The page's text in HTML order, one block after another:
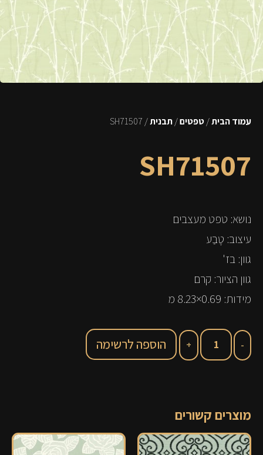
עמוד הבית/טפטים/תבנית/ SH71507
SH71507
נושא: טפט מעצבים
עיצוב: טֶבַע
גוון: בז'
גוון הציור: קרם ​
מידות: 0.69×8.23 מ
הוספה לרשימה
מוצרים קשורים